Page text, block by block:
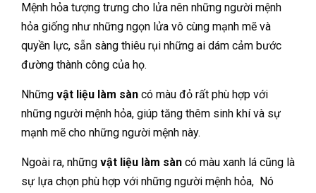
Mệnh hỏa tượng trưng cho lửa nên những người mệnh
hỏa giống như những ngọn lửa vô cùng mạnh mẽ và
quyền lực, sẵn sàng thiêu rụi những ai dám cảm bước
đường thành công của họ.
Những vật liệu làm sàn có màu đỏ rất phù hợp với
những người mệnh hỏa, giúp tăng thêm sinh khí và sự
mạnh mẽ cho những người mệnh này.
Ngoài ra, những vật liệu làm sàn có màu xanh lá cũng là
sự lựa chọn phù hợp với những người mệnh hỏa, Nó